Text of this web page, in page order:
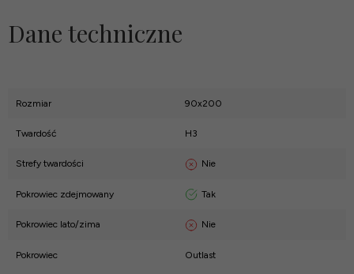
Dane techniczne
Rozmiar 90x200
Twardość H3
Strefy twardości Nie
Pokrowiec zdejmowany Tak
Pokrowiec lato/zima Nie
Pokrowiec Outlast